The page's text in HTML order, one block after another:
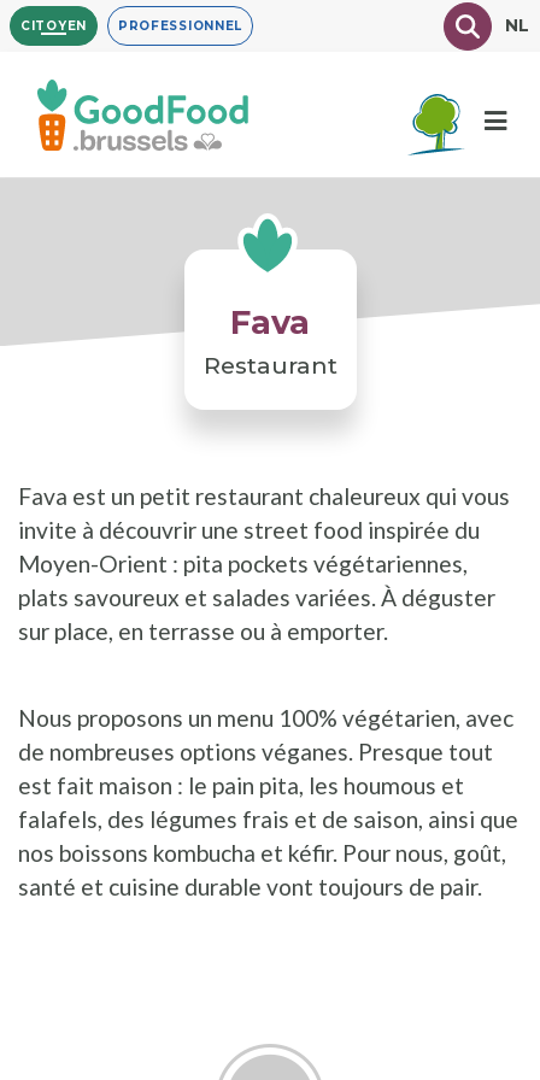
Aller
au
contenu
principal
CITOYEN PROFESSIONNEL TexteNL
Fava
Restaurant
Fava est un petit restaurant chaleureux qui vous
invite à découvrir une street food inspirée du
Moyen-Orient : pita pockets végétariennes,
plats savoureux et salades variées. À déguster
sur place, en terrasse ou à emporter.
Nous proposons un menu 100% végétarien, avec
de nombreuses options véganes. Presque tout
est fait maison : le pain pita, les houmous et
falafels, des légumes frais et de saison, ainsi que
nos boissons kombucha et kéfir. Pour nous, goût,
santé et cuisine durable vont toujours de pair.